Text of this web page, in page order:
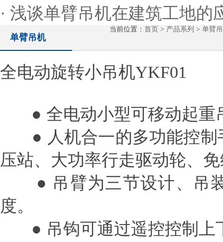
· 浅谈单臂吊机在建筑工地的
单臂吊机
当前位置： 首页 > 产品系列 > 单臂
全电动旋转小吊机YKF01
● 全电动小型可移动起重
● 人机合一的多功能控制
压站、大功率行走驱动轮、
● 吊臂为三节设计、吊装
度。
● 吊钩可通过遥控控制上